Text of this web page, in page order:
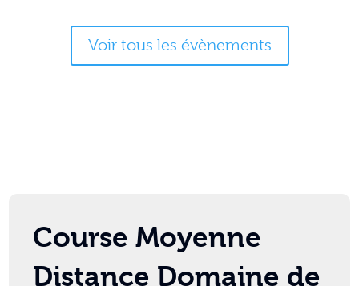
Voir tous les évènements
Course Moyenne
Distance Domaine de